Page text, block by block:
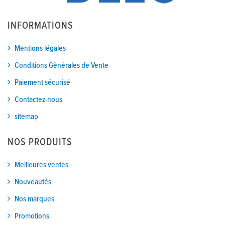
INFORMATIONS
Mentions légales
Conditions Générales de Vente
Paiement sécurisé
Contactez-nous
sitemap
NOS PRODUITS
Meilleures ventes
Nouveautés
Nos marques
Promotions